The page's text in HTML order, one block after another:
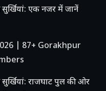
एक नजर में जानें
| 87+ Gorakhpur
राजघाट पुल की ओर